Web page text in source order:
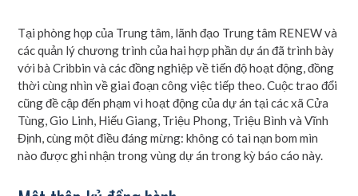
Tại phòng họp của Trung tâm, lãnh đạo Trung tâm RENEW và
các quản lý chương trình của hai hợp phần dự án đã trình bày
với bà Cribbin và các đồng nghiệp về tiến độ hoạt động, đồng
thời cùng nhìn về giai đoạn công việc tiếp theo. Cuộc trao đổi
cũng đề cập đến phạm vi hoạt động của dự án tại các xã Cửa
Tùng, Gio Linh, Hiếu Giang, Triệu Phong, Triệu Bình và Vĩnh
Định, cùng một điều đáng mừng: không có tai nạn bom mìn
nào được ghi nhận trong vùng dự án trong kỳ báo cáo này.